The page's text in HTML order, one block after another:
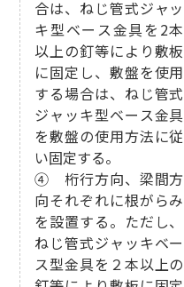
合は、ねじ管式ジャッ
キ型ベース金具を2本
以上の釘等により敷板
に固定し、敷盤を使用
する場合は、ねじ管式
ジャッキ型ベース金具
を敷盤の使用方法に従
い固定する。
④ 桁行方向、梁間方
向それぞれに根がらみ
を設置する。ただし、
ねじ管式ジャッキベー
ス型金具を２本以上の